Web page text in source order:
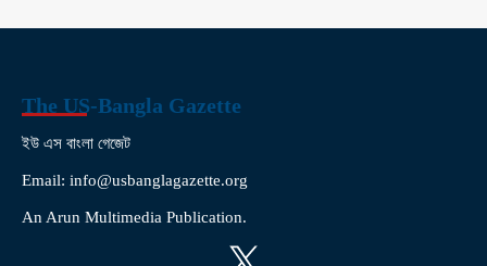
The US-Bangla Gazette
ইউ এস বাংলা গেজেট
Email: info@usbanglagazette.org
An Arun Multimedia Publication.